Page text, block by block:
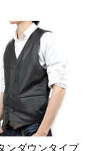
ンダウンタイプ